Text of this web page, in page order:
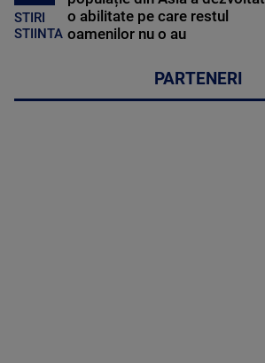
STIRI
STIINTA
o abilitate pe care restul
oamenilor nu o au
PARTENERI